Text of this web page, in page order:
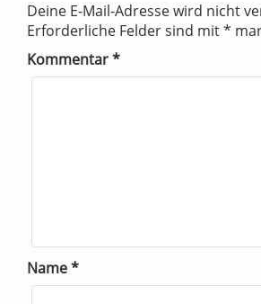
Deine E-Mail-Adresse wird nicht
Erforderliche Felder sind mit*
Kommentar*
Name*